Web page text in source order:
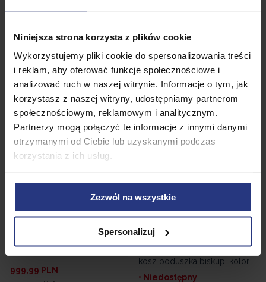
Niniejsza strona korzysta z plików cookie
Wykorzystujemy pliki cookie do spersonalizowania treści
i reklam, aby oferować funkcje społecznościowe i
analizować ruch w naszej witrynie. Informacje o tym, jak
korzystasz z naszej witryny, udostępniamy partnerom
społecznościowym, reklamowym i analitycznym.
Partnerzy mogą połączyć te informacje z innymi danymi
otrzymanymi od Ciebie lub uzyskanymi podczas
korzystania z ich usług.
Zezwól na wszystkie
Spersonalizuj
Krzesło brazylijskie z
• Dostępny
Dodaj do koszyka Produkt niedostępny
Promocja
999,99 PLN
489,99PLN
kosz poduszka biskupi kolor
• Niedostępny